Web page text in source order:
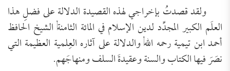
ولقد قصدتُ بإخراجي لهذه القصيدة الدلالة على فضلِ هذا
العلَم الكبير المجدِّد لدين الإسلام في المائة الثامنة, الشيخ الحافظ
أحمد ابن تيمية رحمه الله, والدلالة على آثاره العِلمية العظيمة التي
نصَرَ فيها الكتاب والسنة وعقيدةَ السلف ومنهاجَهم.